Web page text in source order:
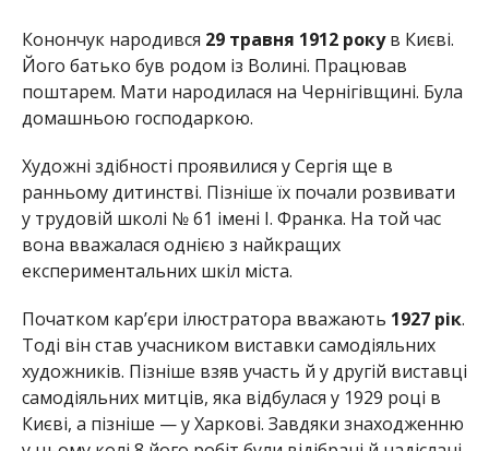
Конончук народився 29 травня 1912 рокув Києві.
Його батько був родом із Волині. Працював
поштарем. Мати народилася на Чернігівщині. Була
домашньою господаркою.
Художні здібності проявилися у Сергія ще в
ранньому дитинстві. Пізніше їх почали розвивати
у трудовій школі № 61 імені І. Франка. На той час
вона вважалася однією з найкращих
експериментальних шкіл міста.
Початком кар’єри ілюстратора вважають 1927 рік.
Тоді він став учасником виставки самодіяльних
художників. Пізніше взяв участь й у другій виставці
самодіяльних митців, яка відбулася у 1929 році в
Києві, а пізніше — у Харкові. Завдяки знаходженню